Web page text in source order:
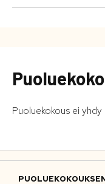
Puoluekokous ei